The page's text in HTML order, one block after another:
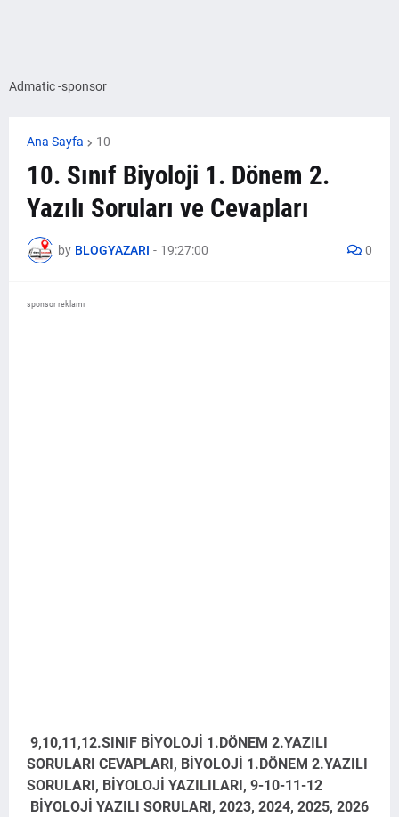
Admatic -sponsor
Ana Sayfa 10
10. Sınıf Biyoloji 1. Dönem 2.
Yazılı Soruları ve Cevapları
by BLOGYAZARI - 19:27:00 0
sponsor reklamı
9,10,11,12.SINIF BİYOLOJİ 1.DÖNEM 2.YAZILI
SORULARI CEVAPLARI, BİYOLOJİ 1.DÖNEM 2.YAZILI
SORULARI, BİYOLOJİ YAZILILARI, 9-10-11-12
BİYOLOJİ YAZILI SORULARI, 2023, 2024, 2025, 2026